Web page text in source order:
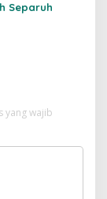
Separuh
yang wajib